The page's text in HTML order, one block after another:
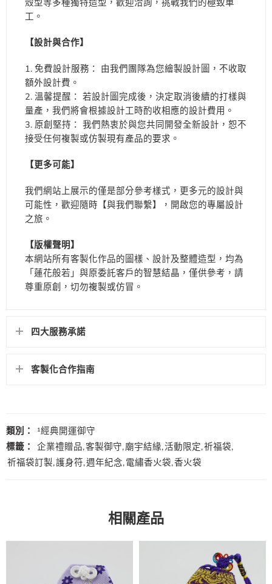
工。
【設計與合作】
免費設計服務： 由我們團隊為您繪製設計圖，不收取
額外設計費。
溫馨提醒： 若設計圖完成後，決定取消後續的打樣與
量產，我們將會根據設計工時酌收相應的設計費用。
原創堅持： 我們熱衷於與您共同開發全新設計，恕不
接受任何複製或仿製現有產品的要求。
【更多可能】
我們網站上展示的僅是部分參考樣式，更多元的設計與
可能性，歡迎隨時【與我們聯繫】，開啟您的專屬設計
之旅。
【版權聲明】
本網站所有客製化作品的圖樣、設計及整體造型，均為
「蓮花般若」與原委託客戶的智慧結晶，僅供參考，請
尊重原創，切勿複製或仿冒。
四大服務承諾
客製化合作指南
類別：
¹經典開運御守
標籤： 企業禮贈品,客製御守,廟宇結緣,活動限定,祈福袋,
祈福袋訂製,護身符,週年紀念,電繡香火袋,香火袋
相關產品